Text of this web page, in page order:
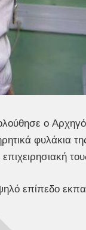
ο
φυλάκια
επίπεδο